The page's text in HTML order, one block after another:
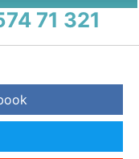
71 321